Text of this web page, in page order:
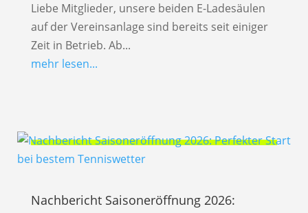
Liebe Mitglieder, unsere beiden E-Ladesäulen
auf der Vereinsanlage sind bereits seit einiger
Zeit in Betrieb. Ab...
mehr lesen...
Nachbericht Saisoneröffnung 2026: